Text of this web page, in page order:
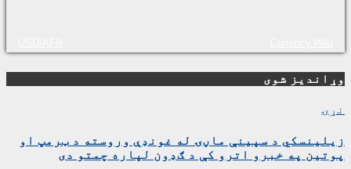
وړاندیز شوی
نړۍ
زیلینسکي د سپینې ماڼۍ له غونډې وروسته د ټرمپ او
پوتین په خبرو اترو کې د ګډون لپاره چمتو دی